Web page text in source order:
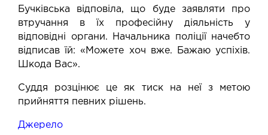
Бучківська відповіла, що буде заявляти про
втручання в їх професійну діяльність у
відповідні органи. Начальника поліції начебто
відписав їй: «Можете хоч вже. Бажаю успіхів.
Шкода Вас».
Суддя розцінює це як тиск на неї з метою
прийняття певних рішень.
Джерело